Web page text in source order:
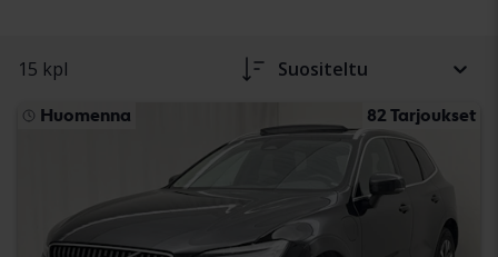
15 kpl Suositeltu
Huomenna 82 Tarjoukset